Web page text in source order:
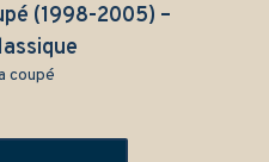
(1998-2005) –
coupé